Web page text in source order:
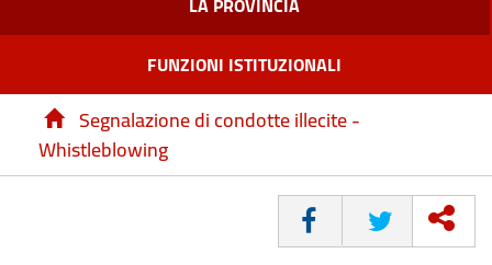
FUNZIONI ISTITUZIONALI
Segnalazione di condotte illecite -
Whistleblowing
CONDIVIDI